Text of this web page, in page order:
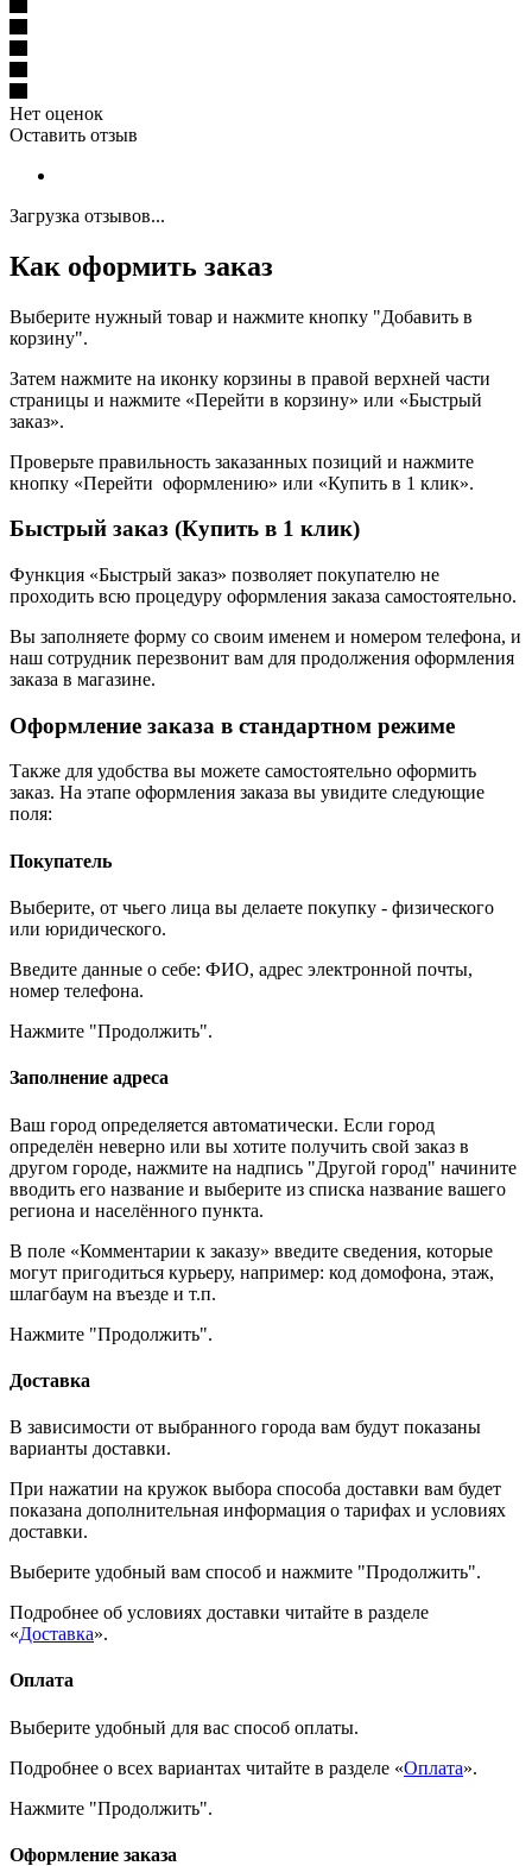
Нет оценок
Оставить отзыв
Загрузка отзывов...
Как оформить заказ
Выберите нужный товар и нажмите кнопку "Добавить в
корзину".
Затем нажмите на иконку корзины в правой верхней части
страницы и нажмите «Перейти в корзину» или «Быстрый
заказ».
Проверьте правильность заказанных позиций и нажмите
кнопку «Перейти оформлению» или «Купить в 1 клик».
Быстрый заказ (Купить в 1 клик)
Функция «Быстрый заказ» позволяет покупателю не
проходить всю процедуру оформления заказа самостоятельно.
Вы заполняете форму со своим именем и номером телефона, и
наш сотрудник перезвонит вам для продолжения оформления
заказа в магазине.
Оформление заказа в стандартном режиме
Также для удобства вы можете самостоятельно оформить
заказ. На этапе оформления заказа вы увидите следующие
поля:
Покупатель
Выберите, от чьего лица вы делаете покупку - физического
или юридического.
Введите данные о себе: ФИО, адрес электронной почты,
номер телефона.
Нажмите "Продолжить".
Заполнение адреса
Ваш город определяется автоматически. Если город
определён неверно или вы хотите получить свой заказ в
другом городе, нажмите на надпись "Другой город" начините
вводить его название и выберите из списка название вашего
региона и населённого пункта.
В поле «Комментарии к заказу» введите сведения, которые
могут пригодиться курьеру, например: код домофона, этаж,
шлагбаум на въезде и т.п.
Нажмите "Продолжить".
Доставка
В зависимости от выбранного города вам будут показаны
варианты доставки.
При нажатии на кружок выбора способа доставки вам будет
показана дополнительная информация о тарифах и условиях
доставки.
Выберите удобный вам способ и нажмите "Продолжить".
Подробнее об условиях доставки читайте в разделе
«Доставка».
Оплата
Выберите удобный для вас способ оплаты.
Подробнее о всех вариантах читайте в разделе «Оплата».
Нажмите "Продолжить".
Оформление заказа